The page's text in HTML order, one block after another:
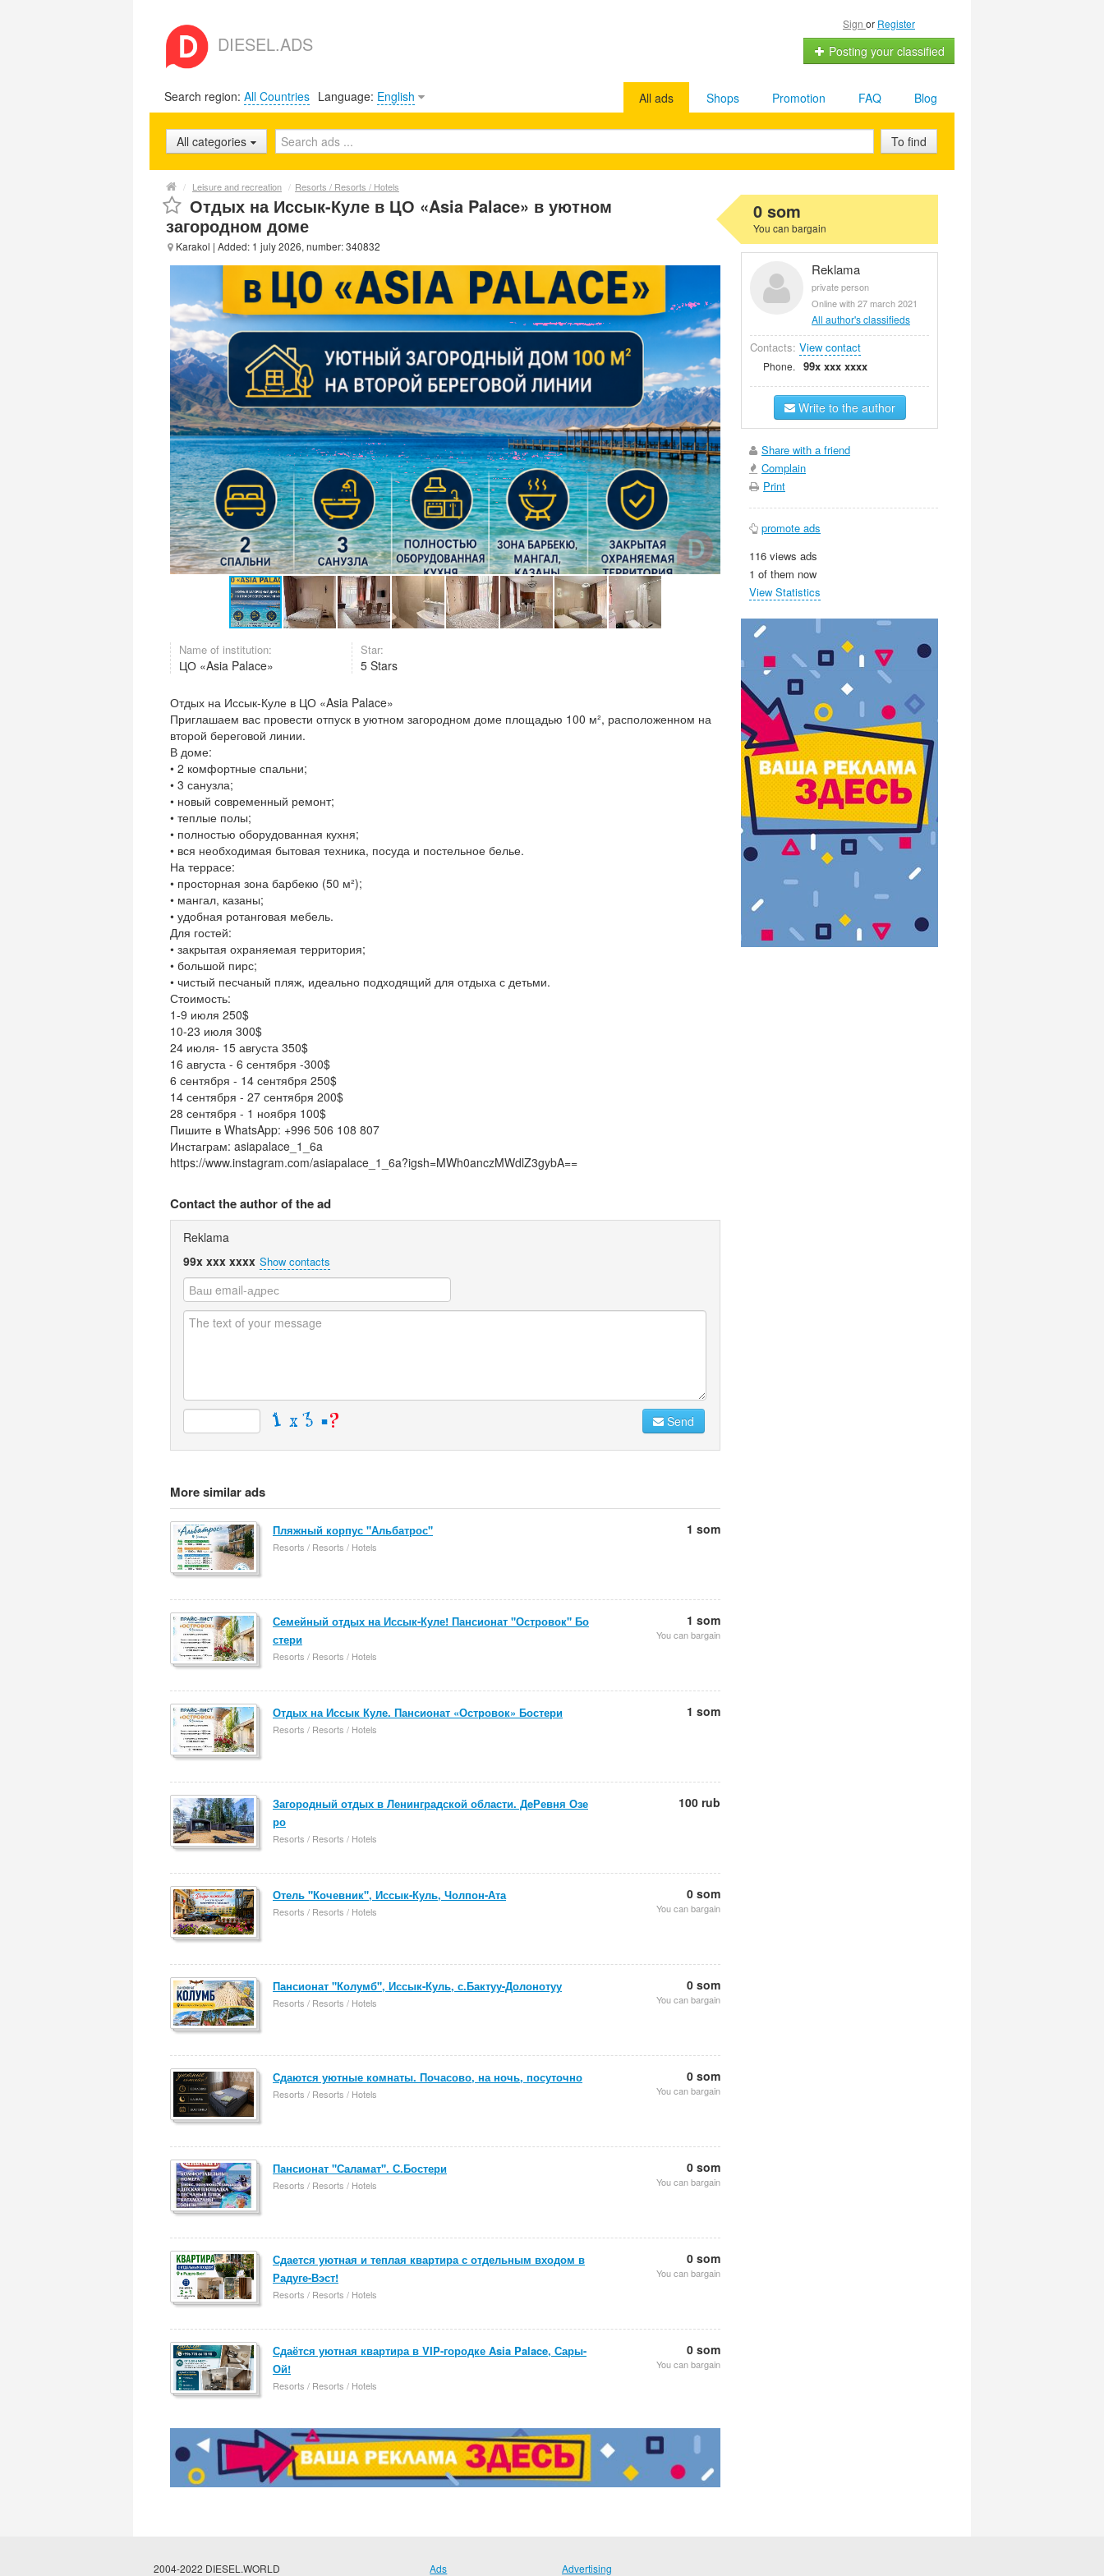
DIESEL.ADS
Sign or Register
Posting your classified
Search region: All Countries Language: English Blog
FAQ
Promotion
Shops
All ads
All categories To find
/ Leisure and recreation / Resorts / Resorts / Hotels
Отдых на Иссык-Куле в ЦО «Asia Palace» в уютном
загородном доме
Karakol | Added: 1 july 2026, number: 340832
Name of institution:
ЦО «Asia Palace»
Star:
5 Stars
Отдых на Иссык-Куле в ЦО «Asia Palace»
Приглашаем вас провести отпуск в уютном загородном доме площадью 100 м², расположенном на
второй береговой линии.
В доме:
• 2 комфортные спальни;
• 3 санузла;
• новый современный ремонт;
• теплые полы;
• полностью оборудованная кухня;
• вся необходимая бытовая техника, посуда и постельное белье.
На террасе:
• просторная зона барбекю (50 м²);
• мангал, казаны;
• удобная ротанговая мебель.
Для гостей:
• закрытая охраняемая территория;
• большой пирс;
• чистый песчаный пляж, идеально подходящий для отдыха с детьми.
Стоимость:
1-9 июля 250$
10-23 июля 300$
24 июля- 15 августа 350$
16 августа - 6 сентября -300$
6 сентября - 14 сентября 250$
14 сентября - 27 сентября 200$
28 сентября - 1 ноября 100$
Пишите в WhatsApp: +996 506 108 807
Инстаграм: asiapalace_1_6a
https://www.instagram.com/asiapalace_1_6a?igsh=MWh0anczMWdlZ3gybA==
Contact the author of the ad
Reklama
99x xxx xxxx Show contacts
Send
More similar ads
Пляжный корпус "Альбатрос"
Resorts / Resorts / Hotels
1 som
Семейный отдых на Иссык-Куле! Пансионат "Островок" Бо
стери
Resorts / Resorts / Hotels
1 som
You can bargain
Отдых на Иссык Куле. Пансионат «Островок» Бостери
Resorts / Resorts / Hotels
1 som
Загородный отдых в Ленинградской области. ДeРевня Озе
ро
Resorts / Resorts / Hotels
100 rub
Отель "Кочевник", Иссык-Куль, Чолпон-Ата
Resorts / Resorts / Hotels
0 som
You can bargain
Пансионат "Колумб", Иссык-Куль, с.Бактуу-Долонотуу
Resorts / Resorts / Hotels
0 som
You can bargain
Сдаются уютные комнаты. Почасово, на ночь, посуточно
Resorts / Resorts / Hotels
0 som
You can bargain
Пансионат "Саламат". С.Бостери
Resorts / Resorts / Hotels
0 som
You can bargain
Сдается уютная и теплая квартира с отдельным входом в
Радуге-Вэст!
Resorts / Resorts / Hotels
0 som
You can bargain
Сдаётся уютная квартира в VIP-городке Asia Palace, Сары-
Ой!
Resorts / Resorts / Hotels
0 som
You can bargain
0 som
You can bargain
Reklama
private person
Online with 27 march 2021
All author's classifieds
Contacts: View contact
Phone. 99x xxx xxxx
Write to the author
Share with a friend
Complain
Print
promote ads
116 views ads
1 of them now
View Statistics
2004-2022 DIESEL.WORLD Ads Advertising